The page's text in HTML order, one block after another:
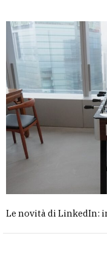
Le novità di LinkedIn: